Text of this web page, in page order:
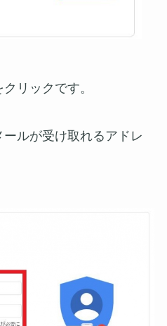
リックです。
ルが受け取れるアドレ